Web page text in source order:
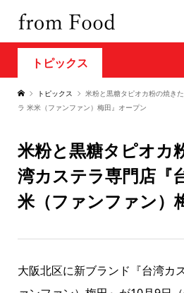
トピックス
トピックス
米粉と黒糖タピオカ粉の焼き
ラ 米米（ファンファン）梅田』オープン
米粉と黒糖タピオカ
湾カステラ専門店『
米（ファンファン）
大阪北区に新ブランド『台湾カ